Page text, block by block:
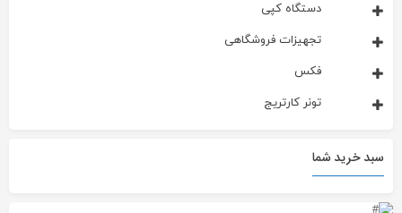
دستگاه کپی
تجهیزات فروشگاهی
فکس
تونر کارتریج
سبد خرید شما